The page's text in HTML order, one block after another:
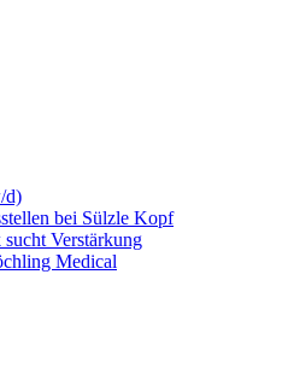
d)
bei Sülzle Kopf
Verstärkung
Medical